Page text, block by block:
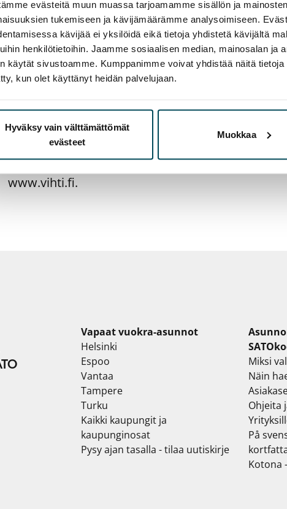
evästeitä muun muassa tarjoamamme sisällön ja
tukemiseen ja kävijämäärämme analysoimiseen.
kävijää ei yksilöidä eikä tietoja yhdistetä kävijältä
henkilötietoihin. Jaamme sosiaalisen median, mainosalan ja
käytät sivustoamme. Kumppanimme voivat yhdistää näitä
kun olet käyttänyt heidän palvelujaan.
Hyväksy vain välttämättömät
evästeet
Muokkaa
SATO Oyj
Toimialajohtaja Tuula Entelä,
612 914
Yksikön johtaja Jani Nieminen, puhelin 0201 34
www.sato.fi
Vihdin kunta
Kunnanjohtaja Petri Härkönen, puhelin (09) 2242
www.vihti.fi.
Vapaat vuokra-asunnot
Helsinki
Espoo
Vantaa
Tampere
Turku
Kaikki kaupungit ja
kaupunginosat
Pysy ajan tasalla - tilaa uutiskirje
Miksi
Näin
Ohjeita
På
Kotona